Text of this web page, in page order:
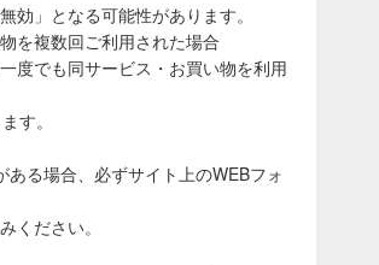
」となる可能性があります。
を複数回ご利用された場合
度でも同サービス・お買い物を利用
す。
る場合、必ずサイト上のWEBフォ
ください。